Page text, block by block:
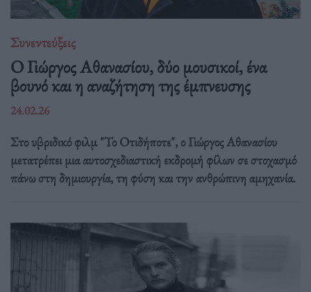
Συνεντεύξεις
Ο Γιώργος Αθανασίου, δύο μουσικοί, ένα
βουνό και η αναζήτηση της έμπνευσης
24.02.26
Στο υβριδικό φιλμ "Το Οτιδήποτε", ο Γιώργος Αθανασίου
μετατρέπει μια αυτοσχεδιαστική εκδρομή φίλων σε στοχασμό
πάνω στη δημιουργία, τη φύση και την ανθρώπινη αμηχανία.